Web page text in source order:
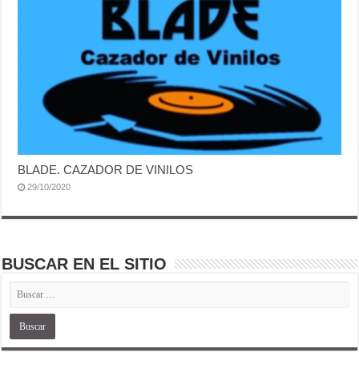
BLADE. CAZADOR DE VINILOS
29/10/2020
BUSCAR EN EL SITIO